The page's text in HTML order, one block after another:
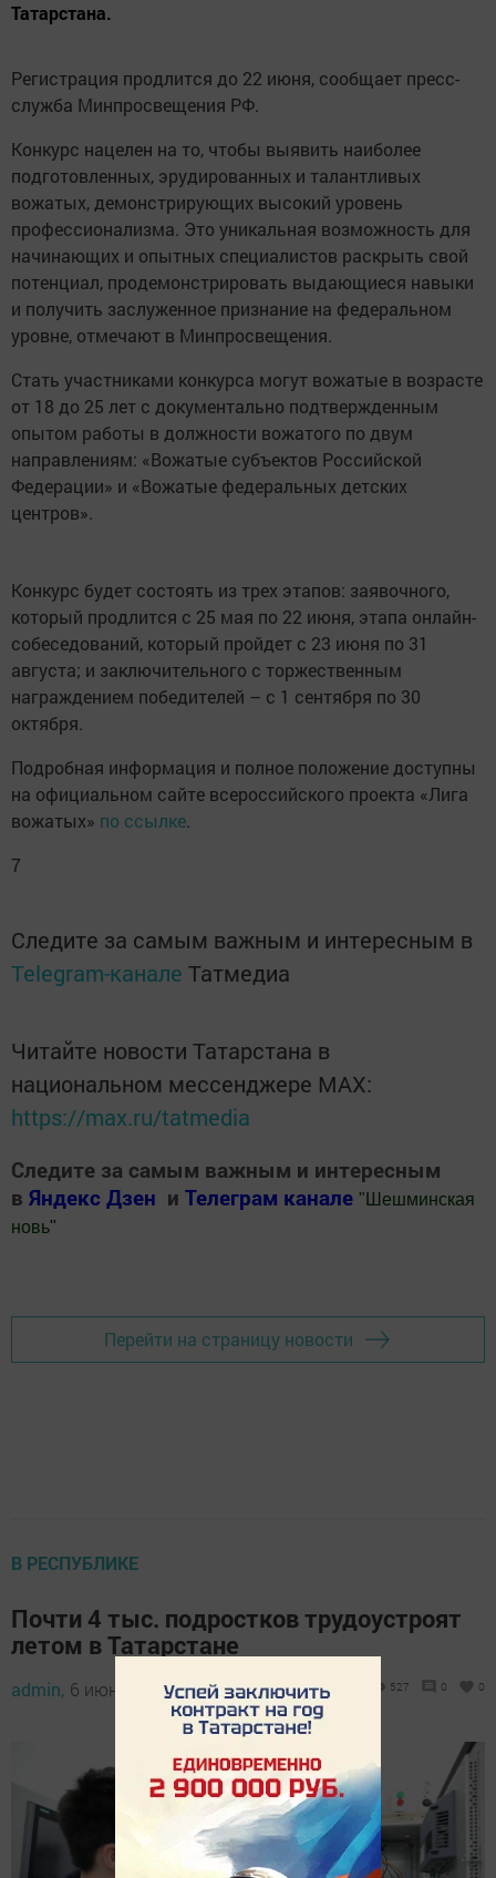
Татарстана.
Регистрация продлится до 22 июня, сообщает пресс-
служба Минпросвещения РФ.
Конкурс нацелен на то, чтобы выявить наиболее
подготовленных, эрудированных и талантливых
вожатых, демонстрирующих высокий уровень
профессионализма. Это уникальная возможность для
начинающих и опытных специалистов раскрыть свой
потенциал, продемонстрировать выдающиеся навыки
и получить заслуженное признание на федеральном
уровне, отмечают в Минпросвещения.
Стать участниками конкурса могут вожатые в возрасте
от 18 до 25 лет с документально подтвержденным
опытом работы в должности вожатого по двум
направлениям: «Вожатые субъектов Российской
Федерации» и «Вожатые федеральных детских
центров».
Конкурс будет состоять из трех этапов: заявочного,
который продлится с 25 мая по 22 июня, этапа онлайн-
собеседований, который пройдет с 23 июня по 31
августа; и заключительного с торжественным
награждением победителей – с 1 сентября по 30
октября.
Подробная информация и полное положение доступны
на официальном сайте всероссийского проекта «Лига
вожатых» по ссылке.
7
Следите за самым важным и интересным в
Telegram-канале Татмедиа
Читайте новости Татарстана в
национальном мессенджере MАХ:
https://max.ru/tatmedia
Следите за самым важным и интересным
в Яндекс Дзен и Телеграм канале " Шешминская
новь"
Перейти на страницу новости
В РЕСПУБЛИКЕ
Почти 4 тыс. подростков трудоустроят
летом в Татарстане
admin, 6 июня 2026 - 11:29 527 0 0